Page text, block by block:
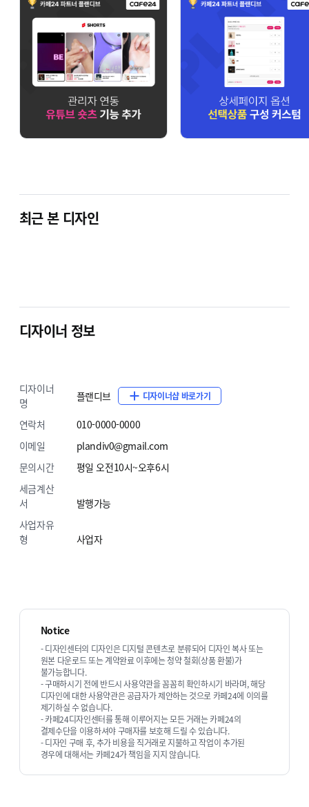
최근 본 디자인
디자이너 정보
디자이너
명
플랜디브 디자이너샵 바로가기
연락처
010-0000-0000
이메일
plandiv0@gmail.com
문의시간
평일 오전10시~오후6시
세금계산
서
발행가능
사업자유
형
사업자
Notice
- 디자인센터의 디자인은 디지털 콘텐츠로 분류되어 디자인 복사 또는
원본 다운로드 또는 계약완료 이후에는 청약 철회(상품 환불)가
불가능합니다.
- 구매하시기 전에 반드시 사용약관을 꼼꼼히 확인하시기 바라며, 해당
디자인에 대한 사용약관은 공급자가 제안하는 것으로 카페24에 이의를
제기하실 수 없습니다.
- 카페24디자인센터를 통해 이루어지는 모든 거래는 카페24의
결제수단을 이용하셔야 구매자를 보호해 드릴 수 있습니다.
- 디자인 구매 후, 추가 비용을 직거래로 지불하고 작업이 추가된
경우에 대해서는 카페24가 책임을 지지 않습니다.